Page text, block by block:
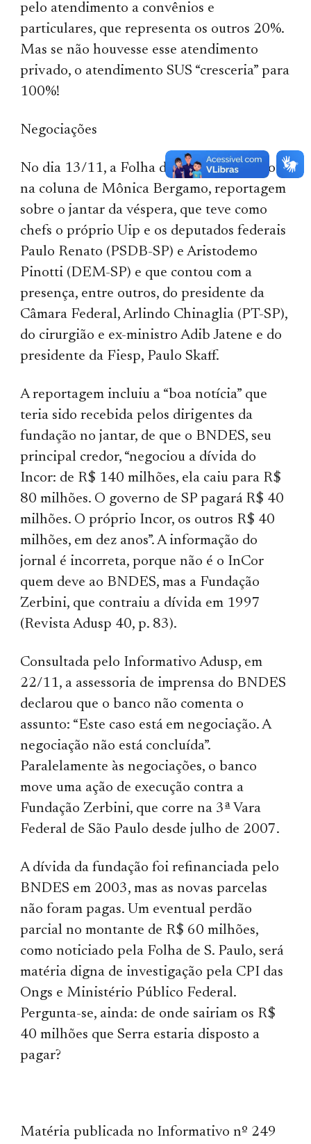
pelo atendimento a convênios e
particulares, que representa os outros 20%.
Mas se não houvesse esse atendimento
privado, o atendimento SUS “cresceria” para
100%!
Negociações
No dia 13/11, a Folha de S. Paulo publicou,
na coluna de Mônica Bergamo, reportagem
sobre o jantar da véspera, que teve como
chefs o próprio Uip e os deputados federais
Paulo Renato (PSDB-SP) e Aristodemo
Pinotti (DEM-SP) e que contou com a
presença, entre outros, do presidente da
Câmara Federal, Arlindo Chinaglia (PT-SP),
do cirurgião e ex-ministro Adib Jatene e do
presidente da Fiesp, Paulo Skaff.
A reportagem incluiu a “boa notícia” que
teria sido recebida pelos dirigentes da
fundação no jantar, de que o BNDES, seu
principal credor, “negociou a dívida do
Incor: de R$ 140 milhões, ela caiu para R$
80 milhões. O governo de SP pagará R$ 40
milhões. O próprio Incor, os outros R$ 40
milhões, em dez anos”. A informação do
jornal é incorreta, porque não é o InCor
quem deve ao BNDES, mas a Fundação
Zerbini, que contraiu a dívida em 1997
(Revista Adusp 40, p. 83).
Consultada pelo Informativo Adusp, em
22/11, a assessoria de imprensa do BNDES
declarou que o banco não comenta o
assunto: “Este caso está em negociação. A
negociação não está concluída”.
Paralelamente às negociações, o banco
move uma ação de execução contra a
Fundação Zerbini, que corre na 3ª Vara
Federal de São Paulo desde julho de 2007.
A dívida da fundação foi refinanciada pelo
BNDES em 2003, mas as novas parcelas
não foram pagas. Um eventual perdão
parcial no montante de R$ 60 milhões,
como noticiado pela Folha de S. Paulo, será
matéria digna de investigação pela CPI das
Ongs e Ministério Público Federal.
Pergunta-se, ainda: de onde sairiam os R$
40 milhões que Serra estaria disposto a
pagar?
Matéria publicada no Informativo nº 249